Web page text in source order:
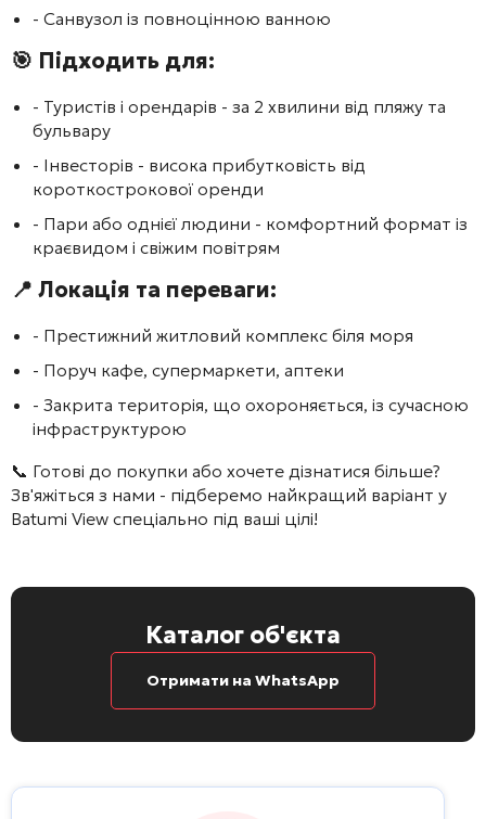
- Санвузол із повноцінною ванною
🎯 Підходить для:
- Туристів і орендарів - за 2 хвилини від пляжу та
бульвару
- Інвесторів - висока прибутковість від
короткострокової оренди
- Пари або однієї людини - комфортний формат із
краєвидом і свіжим повітрям
📍 Локація та переваги:
- Престижний житловий комплекс біля моря
- Поруч кафе, супермаркети, аптеки
- Закрита територія, що охороняється, із сучасною
інфраструктурою
📞 Готові до покупки або хочете дізнатися більше?
Зв'яжіться з нами - підберемо найкращий варіант у
Batumi View спеціально під ваші цілі!
Каталог об'єкта
Отримати на WhatsApp